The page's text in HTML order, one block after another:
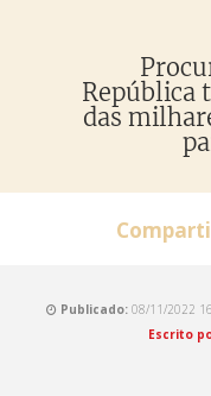
República
das
Publicado: 08/11/2022
Escrito